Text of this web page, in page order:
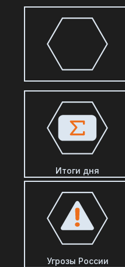
Итоги дня
Угрозы России